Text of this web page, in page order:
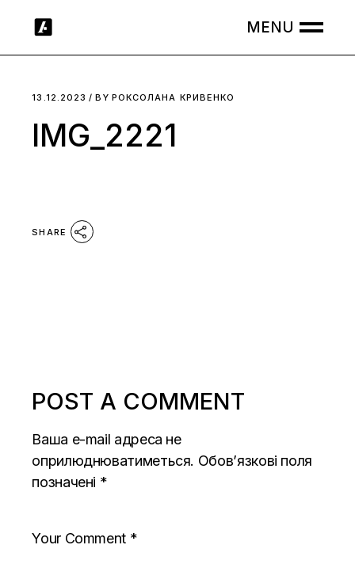
13.12.2023 BY РОКСОЛАНА КРИВЕНКО
IMG_2221
SHARE
POST A COMMENT
Ваша e-mail адреса не
оприлюднюватиметься. Обов’язкові поля
позначені *